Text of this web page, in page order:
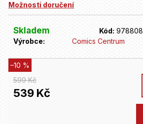
Možnosti doručení
Skladem Kód:
Výrobce:
Comics Centrum
599 Kč
–10 %
539 Kč
í
?
D